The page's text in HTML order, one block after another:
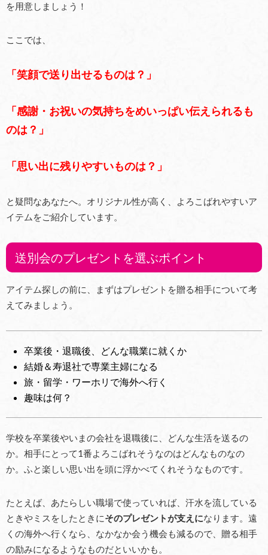
を用意しましょう！
ここでは、
「笑顔で送り出せるものは？」
「感謝・お祝いの気持ちをめいっぱい伝えられるも
のは？」
「思い出に残りやすいものは？」
と疑問なあなたへ。オリジナル性が高く、よろこばれやすいア
イテムをご紹介しています。
送別会のプレゼントを選ぶポイント
アイテム探しの前に、まずはプレゼントを贈る相手について考
えてみましょう。
卒業後・退職後、どんな職業に就くか
結婚＆寿退社で専業主婦になる
旅・留学・ワーホリで海外へ行く
趣味は何？
学校を卒業後やいまの会社を退職後に、どんな生活を送るの
か。相手にとって1番よろこばれそうなのはどんなものなの
か。ふと楽しい思い出を頭に浮かべてくれそうなものです。
たとえば、あたらしい職場で使っていれば、汗水を流している
ときやミスをしたときにそのプレゼントが支えになります。遠
くの海外へ行くなら、なかなか会う機会も減るので、贈る相手
の励みになるようなものだといいかも。